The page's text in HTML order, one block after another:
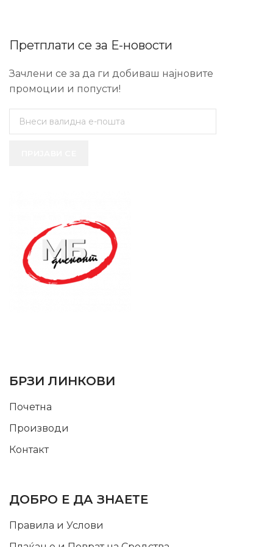
Претплати се за Е-новости
Зачлени се за да ги добиваш најновите
промоции и попусти!
БРЗИ ЛИНКОВИ
Почетна
Производи
Контакт
ДОБРО Е ДА ЗНАЕТЕ
Правила и Услови